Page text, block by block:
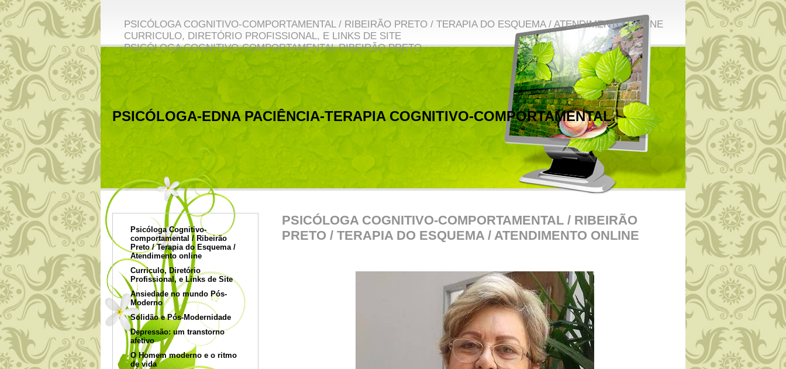
PSICÓLOGA COGNITIVO-COMPORTAMENTAL / RIBEIRÃO PRETO / TERAPIA DO ESQUEMA / ATENDIMENTO ONLINE
CURRICULO, DIRETÓRIO PROFISSIONAL, E LINKS DE SITE
PSICÓLOGA COGNITIVO-COMPORTAMENTAL RIBEIRÃO PRETO
PSICÓLOGA-EDNA PACIÊNCIA-TERAPIA COGNITIVO-COMPORTAMENTAL.
Psicóloga Cognitivo-
comportamental / Ribeirão
Preto / Terapia do Esquema /
Atendimento online
Curriculo, Diretório
Profissional, e Links de Site
Ansiedade no mundo Pós-
Moderno
Solidão e Pós-Modernidade
Depressão: um transtorno
afetivo
O Homem moderno e o ritmo
de vida
PSICÓLOGA COGNITIVO-COMPORTAMENTAL / RIBEIRÃO
PRETO / TERAPIA DO ESQUEMA / ATENDIMENTO ONLINE